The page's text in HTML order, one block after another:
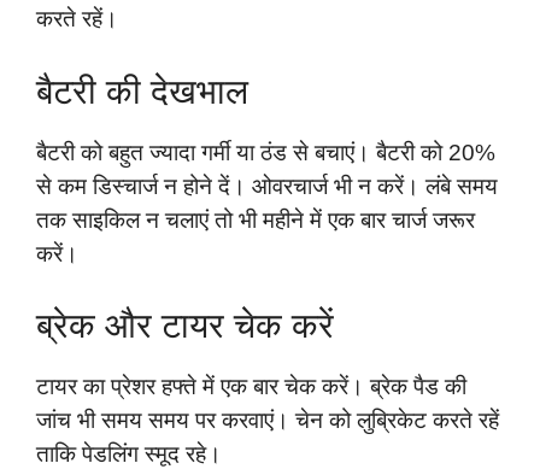
करते रहें।
बैटरी की देखभाल
बैटरी को बहुत ज्यादा गर्मी या ठंड से बचाएं। बैटरी को 20%
से कम डिस्चार्ज न होने दें। ओवरचार्ज भी न करें। लंबे समय
तक साइकिल न चलाएं तो भी महीने में एक बार चार्ज जरूर
करें।
ब्रेक और टायर चेक करें
टायर का प्रेशर हफ्ते में एक बार चेक करें। ब्रेक पैड की
जांच भी समय समय पर करवाएं। चेन को लुब्रिकेट करते रहें
ताकि पेडलिंग स्मूद रहे।